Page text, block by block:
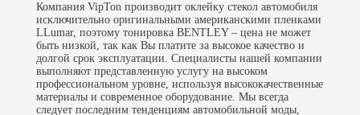
Компания VipTon производит оклейку стекол автомобиля
исключительно оригинальными американскими пленками
LLumar, поэтому тонировка BENTLEY – цена не может
быть низкой, так как Вы платите за высокое качество и
долгой срок эксплуатации. Специалисты нашей компании
выполняют представленную услугу на высоком
профессиональном уровне, используя высококачественные
материалы и современное оборудование. Мы всегда
следует последним тенденциям автомобильной моды,